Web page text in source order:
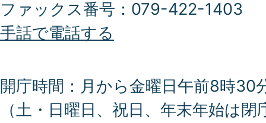
ファックス番号：079-422-1403
手話で電話する
開庁時間：月から金曜日午前8時30
（土・日曜日、祝日、年末年始は閉